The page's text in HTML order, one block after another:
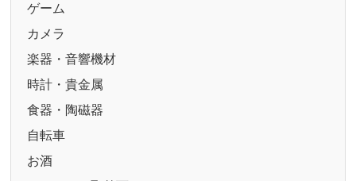
ゲーム
カメラ
楽器・音響機材
時計・貴金属
食器・陶磁器
自転車
お酒